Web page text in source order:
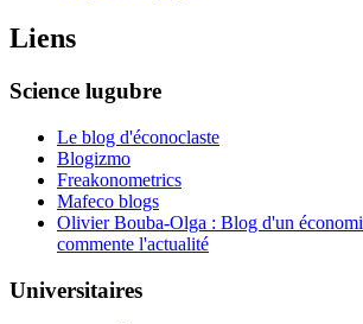
Liens
Science lugubre
Le blog d'éconoclaste
Blogizmo
Freakonometrics
Mafeco blogs
Olivier Bouba-Olga : Blog d'un
commente l'actualité
Universitaires